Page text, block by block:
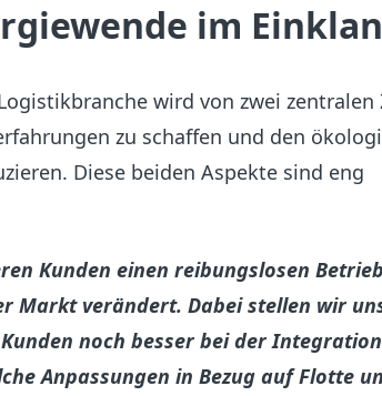
im
wird von zwei zentralen
zu schaffen und den
Diese beiden Aspekte sind eng
Kunden einen reibungslosen
Markt verändert. Dabei stellen wir
noch besser bei der
Anpassungen in Bezug auf Flotte